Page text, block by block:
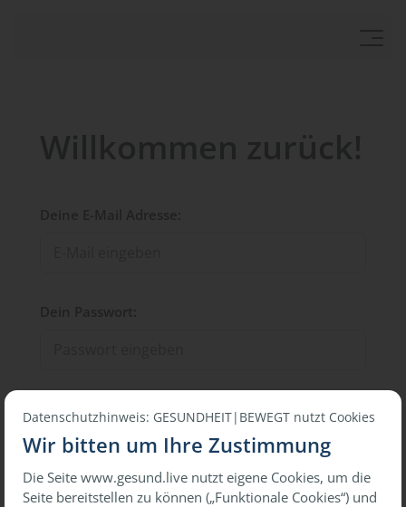
oder
Datenschutzhinweis: GESUNDHEIT|BEWEGT nutzt Cookies
Wir bitten um Ihre Zustimmung
Die Seite www.gesund.live nutzt eigene Cookies, um die
Seite bereitstellen zu können („Funktionale Cookies“) und